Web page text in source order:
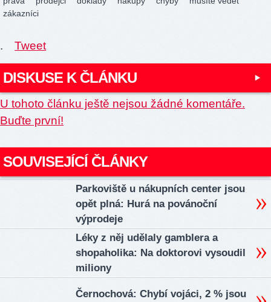
zákazníci
. Tweet
DISKUSE K ČLÁNKU
U tohoto článku ještě nejsou žádné komentáře.
Buďte první!
SOUVISEJÍCÍ ČLÁNKY
Parkoviště u nákupních center jsou
opět plná: Hurá na povánoční
výprodeje
Léky z něj udělaly gamblera a
shopaholika: Na doktorovi vysoudil
miliony
Černochová: Chybí vojáci, 2 % jsou